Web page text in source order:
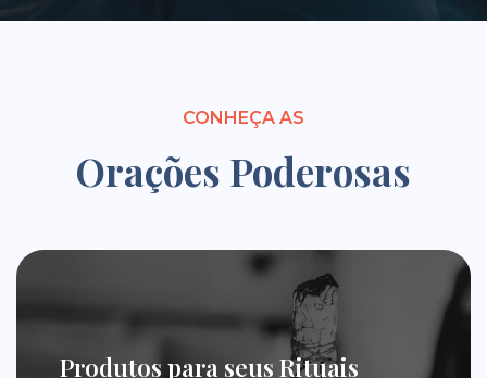
CONHEÇA AS
Orações Poderosas
Produtos para seus Rituais